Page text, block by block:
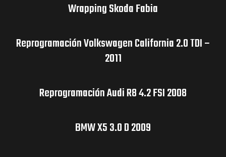
Wrapping Skoda Fabia
Reprogramación Volkswagen California 2.0 TDI –
2011
Reprogramación Audi R8 4.2 FSI 2008
BMW X5 3.0 D 2009